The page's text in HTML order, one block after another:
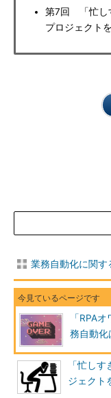
第7回 「忙し
プロジェクト
業務自動化に関
「RPA
務自動化
「忙し
ジェクト